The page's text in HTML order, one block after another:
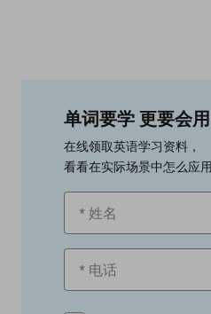
单词要学 更要会用
在线领取英语学习资料，
看看在实际场景中怎么应用